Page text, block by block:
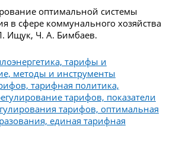
оптимальной системы
в сфере коммунального хозяйства
Ищук, Ч. А. Бимбаев.
тарифы и
методы и инструменты
тарифная политика,
тарифов, показатели
тарифов, оптимальная
единая тарифная